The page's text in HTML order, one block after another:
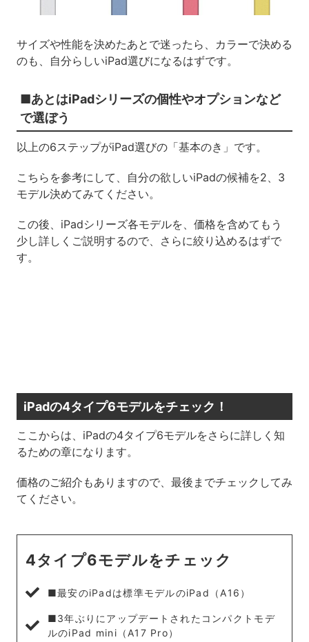
サイズや性能を決めたあとで迷ったら、カラーで決める
のも、自分らしいiPad選びになるはずです。
■あとはiPadシリーズの個性やオプションなど
で選ぼう
以上の6ステップがiPad選びの「基本のき」です。
こちらを参考にして、自分の欲しいiPadの候補を2、3
モデル決めてみてください。
この後、iPadシリーズ各モデルを、価格を含めてもう
少し詳しくご説明するので、さらに絞り込めるはずで
す。
iPadの4タイプ6モデルをチェック！
ここからは、iPadの4タイプ6モデルをさらに詳しく知
るための章になります。
価格のご紹介もありますので、最後までチェックしてみ
てください。
4タイプ6モデルをチェック
■最安のiPadは標準モデルのiPad（A16）
■3年ぶりにアップデートされたコンパクトモデ
ルのiPad mini（A17 Pro）